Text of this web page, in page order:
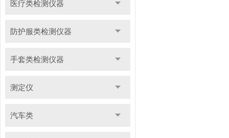
医疗类检测仪器
防护服类检测仪器
手套类检测仪器
测定仪
汽车类